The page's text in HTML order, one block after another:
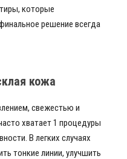
которые
решение всегда
кожа
свежестью и
хватает 1 процедуры
В легких случаях
тонкие линии, улучшить